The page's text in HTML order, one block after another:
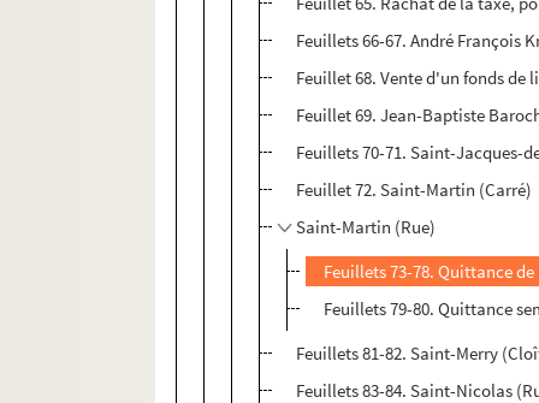
Feuillets 66-67. André François
Feuillet 68. Vente d'un fonds de
Feuillet 69. Jean-Baptiste
Feuillets 70-71. Saint-Jacques-
Feuillet 72. Saint-Martin (Carré)
Saint-Martin (Rue)
Feuillets 73-78. Quittance
Feuillets 79-80. Quittance
Feuillets 81-82. Saint-Merry
Feuillets 83-84. Saint-Nicolas